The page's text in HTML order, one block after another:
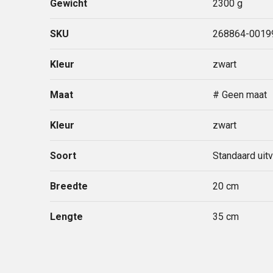
Gewicht 2300 g
SKU 268864-
Kleur zwart
Maat # Geen maat
Kleur zwart
Soort Standaard
Breedte 20 cm
Lengte 35 cm